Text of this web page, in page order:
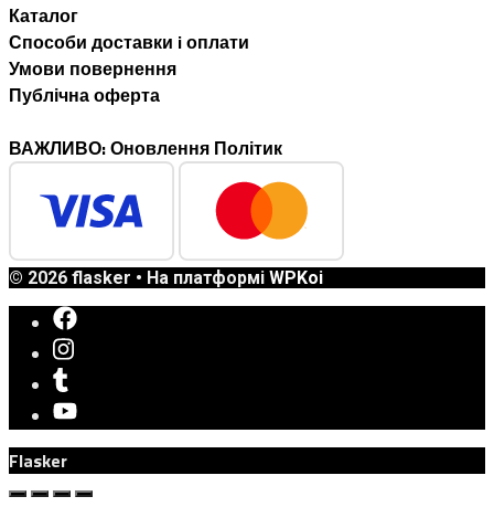
Каталог
Способи доставки i оплати
Умови повернення
Публічна оферта
ВАЖЛИВО: Оновлення Політик
© 2026 flasker • На платформі WPKoi
Flasker